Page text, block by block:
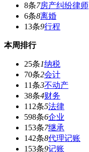
8条7房产纠纷律师
6条8离婚
13条9行程
本周排行
25条1纳税
70条2会计
11条3不动产
38条4财务
112条5法律
598条6企业
153条7继承
142条8代理记账
153条9记账